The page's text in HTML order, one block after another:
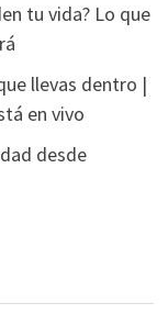
tu vida? Lo que
llevas dentro |
en vivo
desde